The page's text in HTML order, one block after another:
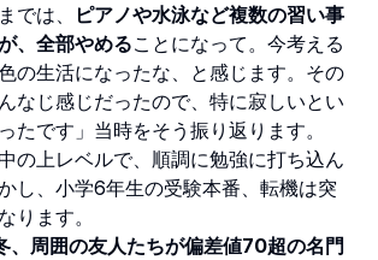
では、
ピアノや水泳など複数の習い事
、全部やめることになって。今考える
の生活になったな、と感じます。その
なじ感じだったので、特に寂しいとい
たです」当時をそう振り返ります。
の上レベルで、順調に勉強に打ち込ん
し、小学6年生の受験本番、転機は突
ります。
、周囲の友人たちが偏差値70超の名門